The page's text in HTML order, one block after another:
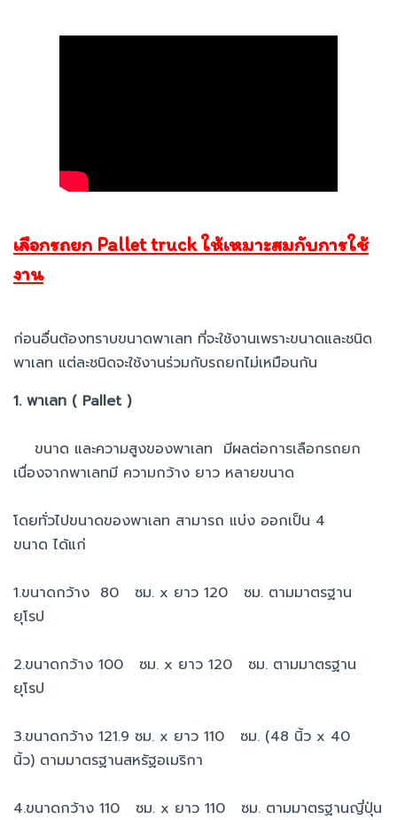
เลือกรถยก Pallet truck ให้เหมาะสมกับการใช้
งาน
ก่อนอื่นต้องทราบขนาดพาเลท ที่จะใช้งานเพราะขนาดและชนิด
พาเลท แต่ละชนิดจะใช้งานร่วมกับรถยกไม่เหมือนกัน
1. พาเลท ( Pallet )
ขนาด และความสูงของพาเลท มีผลต่อการเลือกรถยก
เนื่องจากพาเลทมี ความกว้าง ยาว หลายขนาด
โดยทั่วไปขนาดของพาเลท สามารถ แบ่ง ออกเป็น 4
ขนาด ได้แก่
1.ขนาดกว้าง 80 ซม. x ยาว 120 ซม. ตามมาตรฐาน
ยุโรป
2.ขนาดกว้าง 100 ซม. x ยาว 120 ซม. ตามมาตรฐาน
ยุโรป
3.ขนาดกว้าง 121.9 ซม. x ยาว 110 ซม. (48 นิ้ว x 40
นิ้ว) ตามมาตรฐานสหรัฐอเมริกา
4.ขนาดกว้าง 110 ซม. x ยาว 110 ซม. ตามมาตรฐานญี่ปุ่น